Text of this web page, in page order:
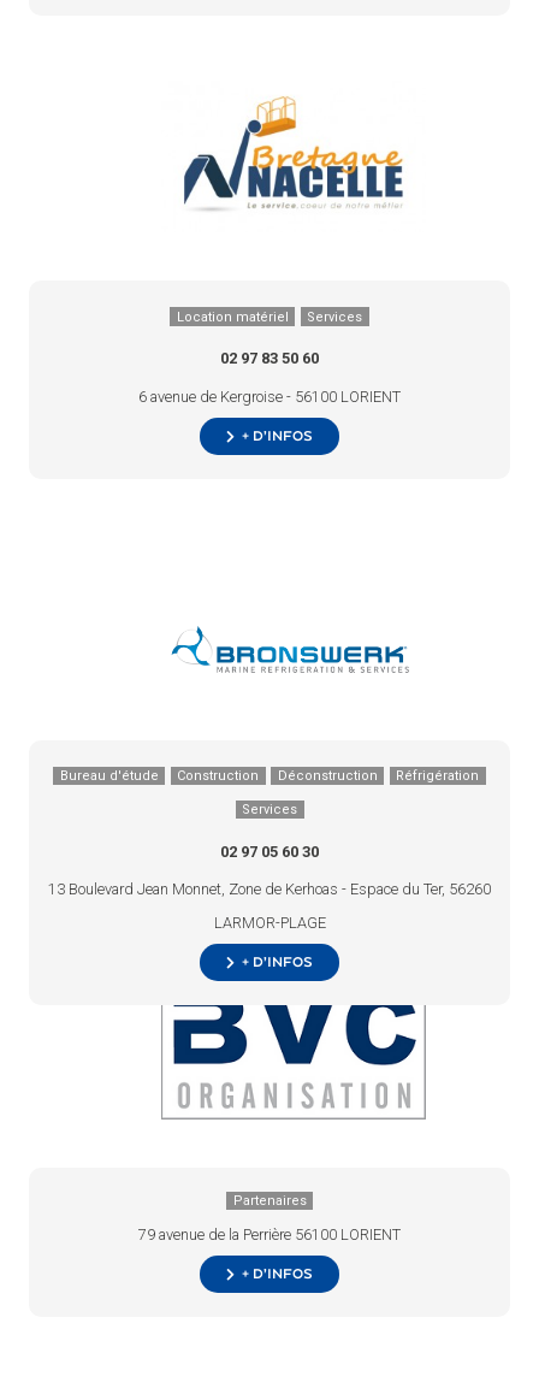
Location matériel Services
02 97 83 50 60
6 avenue de Kergroise - 56100 LORIENT
+ d’infos
Bureau d'étude Construction Déconstruction Réfrigération
Services
02 97 05 60 30
13 Boulevard Jean Monnet, Zone de Kerhoas - Espace du Ter, 56260
LARMOR-PLAGE
+ d’infos
Partenaires
79 avenue de la Perrière 56100 LORIENT
+ d’infos